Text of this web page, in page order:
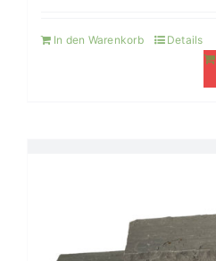
In den Warenkorb Details